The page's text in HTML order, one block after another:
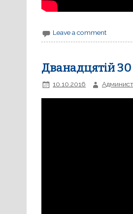
Leave a comment
Дванадцятій 30
10.10.2016